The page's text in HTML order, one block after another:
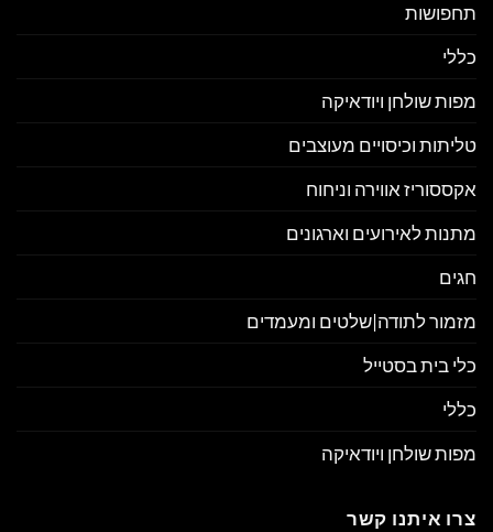
תחפושות
כללי
מפות שולחן ויודאיקה
טליתות וכיסויים מעוצבים
אקססוריז אווירה וניחוח
מתנות לאירועים וארגונים
חגים
מזמור לתודה|שלטים ומעמדים
כלי בית בסטייל
כללי
מפות שולחן ויודאיקה
צרו איתנו קשר